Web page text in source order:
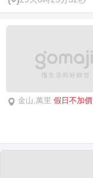
金山,萬里 假日不加價